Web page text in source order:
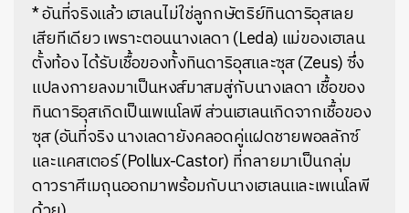
*อันที่จริงแล้ว เฮเลนไม่ใช่ลูกกษัตริย์ทินดาริอุสเลย
เสียทีเดียว เพราะตอนนางเลดา (Leda) แม่ของเฮเลน
ตั้งท้อง ได้รับเชื้อของทั้งทินดาริอุสและซุส (Zeus) ซึ่ง
แปลงกายลงมาเป็นหงส์มาสมสู่กับนางเลดา เชื้อของ
ทินดาริอุสเกิดเป็นเพเนโลพี ส่วนเฮเลนเกิดจากเชื้อของ
ซุส (อันที่จริง นางเลดายังคลอดคู่แฝดชายพอลลักซ์
และแคสเตอร์ (Pollux-Castor) ที่กลายมาเป็นกลุ่ม
ดาวราศีเมถุนออกมาพร้อมกับนางเฮเลนและเพเนโลพี